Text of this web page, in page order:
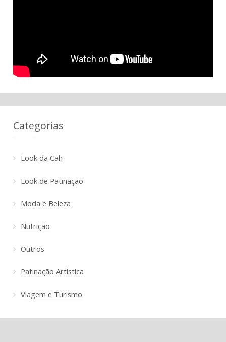
Categorias
Look da Cah
Look de Patinação
Moda e Beleza
Nutrição
Outros
Patinação Artística
Viagem e Turismo